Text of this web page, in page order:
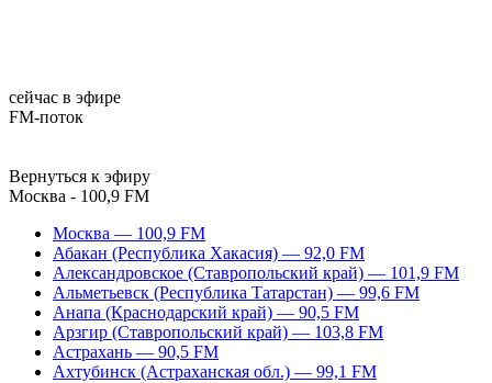
сейчас в эфире
FM-поток
Вернуться к эфиру
Москва - 100,9 FM
Москва — 100,9 FM
Абакан (Республика Хакасия) — 92,0 FM
Александровское (Ставропольский край) — 101,9 FM
Альметьевск (Республика Татарстан) — 99,6 FM
Анапа (Краснодарский край) — 90,5 FM
Арзгир (Ставропольский край) — 103,8 FM
Астрахань — 90,5 FM
Ахтубинск (Астраханская обл.) — 99,1 FM